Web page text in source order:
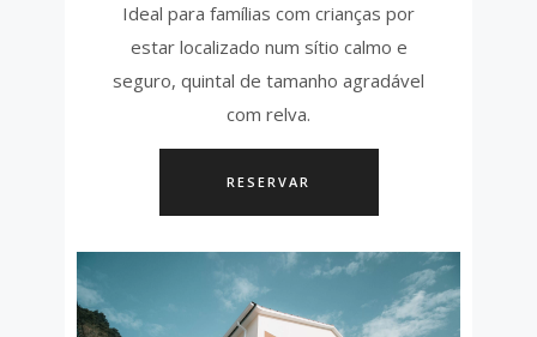
Ideal para famílias com crianças por
estar localizado num sítio calmo e
seguro, quintal de tamanho agradável
com relva.
RESERVAR